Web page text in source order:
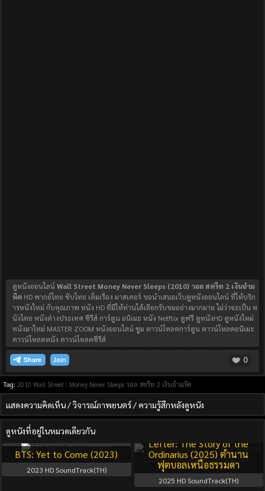
ดูหนังออนไลน์Wall Street Money Never Sleeps (2010) วอล สตรีท 2 เงินอำม
หิต HD พากย์ไทย ซับไทย เต็มเรื่อง มาสเตอร์ ขอนำเสนอเว็บดูหนังออนไลน์ ที่ให้บริก
ารหนังใหม่ กับคุณภาพ หนัง HD ที่มีให้ท่านได้เลือกรับชมอย่างมากมาย ไม่ว่าจะเป็น ห
นังไทย หนังต่างประเทศ ซีรีส์ การ์ตูน อนิเมะ หนัง Netflix ดูฟรี ดูหนังHD ดูหนังใหม่
หนังมาใหม่ MASTER ZOOM หนังออนไลน์ ซูม ดาวน์โหลดการ์ตูน ดาวน์โหลดอนิเมะ
ดาวน์โหลดหนัง ดาวน์โหลดซีรีส์
Join 0
Tag: 2010 Wall Street : Money Never Sleeps วอล สตรีท 2 เงินอำมหิต
แสดงความคิดเห็น / วิจารณ์ภาพยนตร์ / ความรู้สึกหลังดูหนัง
ดูหนังที่อยู่ในหมวดเดียวกัน
BTS: Yet to Come (2023)
2023 HD SoundTrack(TH)
Lefter: The Story of the
Ordinarius (2025) ตำนาน
ฟุตบอลเหนือธรรมดา
2025 HD SoundTrack(TH)